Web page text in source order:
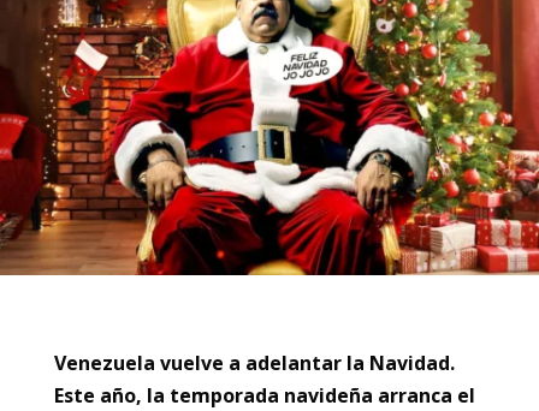
Venezuela vuelve a adelantar la Navidad.
Este año, la temporada navideña arranca el